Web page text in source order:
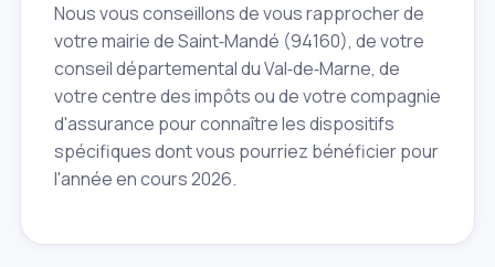
Nous vous conseillons de vous rapprocher de
votre mairie de Saint‑Mandé (94160), de votre
conseil départemental du Val‑de‑Marne, de
votre centre des impôts ou de votre compagnie
d'assurance pour connaître les dispositifs
spécifiques dont vous pourriez bénéficier pour
l'année en cours 2026.